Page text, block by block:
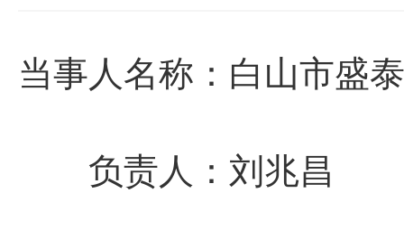
当事人名称：白山市盛
负责人：刘兆昌